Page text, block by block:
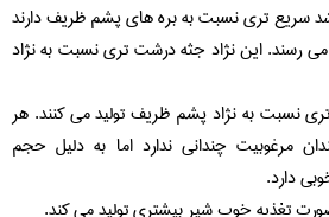
سریع تری نسبت به بره های پشم ظریف دارند
رسند. این نژاد جثه درشت تری نسبت به نژاد
نسبت به نژاد پشم ظریف تولید می کنند. هر
مرغوبیت چندانی ندارد اما به دلیل حجم
دارد.
تغذیه خوب شیر بیشتری تولید می کند.